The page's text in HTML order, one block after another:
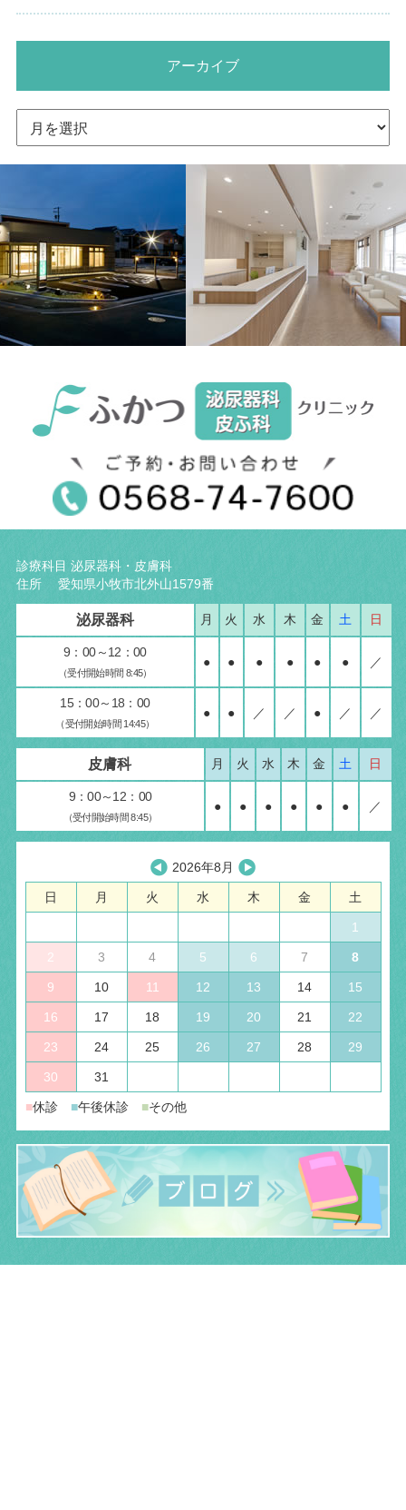
アーカイブ
カ
イ
診療科目 泌尿器科・皮膚科
住所 愛知県小牧市北外山1579番
泌尿器科 月 火 水 木 金 土 日
9：00～12：00
（受付開始時間 8:45）
● ● ● ● ● ● ／
15：00～18：00
（受付開始時間 14:45）
● ● ／ ／ ● ／ ／
皮膚科 月 火 水 木 金 土 日
9：00～12：00
（受付開始時間 8:45）
● ● ● ● ● ● ／
2026年8月
日 月 火 水 木 金 土
1
2 3 4 5 6 7 8
9 10 11 12 13 14 15
16 17 18 19 20 21 22
23 24 25 26 27 28 29
30 31
■休診 ■午後休診 ■その他